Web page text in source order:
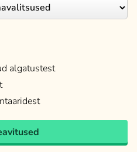
algatustest